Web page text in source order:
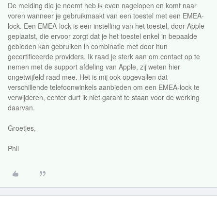
De melding die je noemt heb ik even nagelopen en komt naar
voren wanneer je gebruikmaakt van een toestel met een EMEA-
lock. Een EMEA-lock is een instelling van het toestel, door Apple
geplaatst, die ervoor zorgt dat je het toestel enkel in bepaalde
gebieden kan gebruiken in combinatie met door hun
gecertificeerde providers. Ik raad je sterk aan om contact op te
nemen met de support afdeling van Apple, zij weten hier
ongetwijfeld raad mee. Het is mij ook opgevallen dat
verschillende telefoonwinkels aanbieden om een EMEA-lock te
verwijderen, echter durf ik niet garant te staan voor de werking
daarvan.
Groetjes,
Phil